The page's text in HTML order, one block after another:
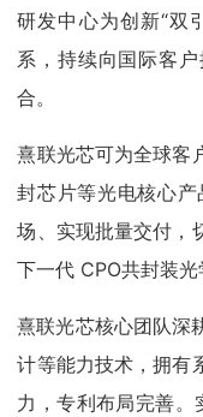
研发中心为创新“双
系，持续向国际客
合。
熹联光芯可为全球客
封芯片等光电核心
场、实现批量交付，
下一代 CPO共封装光
熹联光芯核心团队深
计等能力技术，拥有
力，专利布局完善